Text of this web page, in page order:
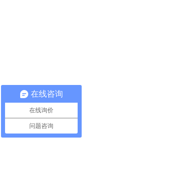
在线咨询
在线询价
问题咨询